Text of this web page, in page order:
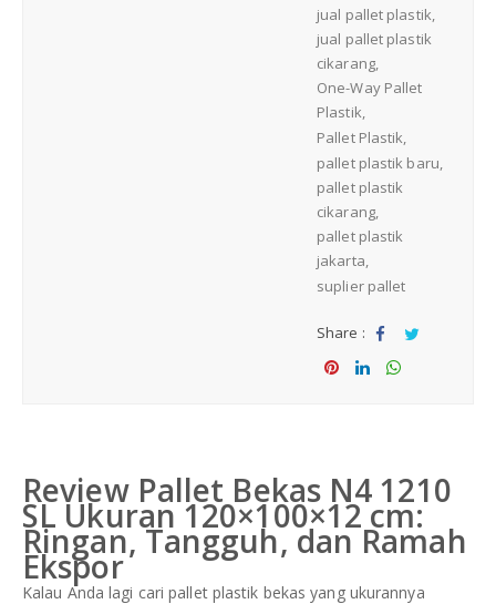
KONTAK
jual pallet plastik
jual pallet plastik
cikarang
One-Way Pallet
Plastik
Pallet Plastik
pallet plastik baru
pallet plastik
cikarang
pallet plastik
jakarta
suplier pallet
Share :
Sha Tw
Review Pallet Bekas N4 1210
SL Ukuran 120×100×12 cm:
Ringan, Tangguh, dan Ramah
Ekspor
Kalau Anda lagi cari pallet plastik bekas yang ukurannya